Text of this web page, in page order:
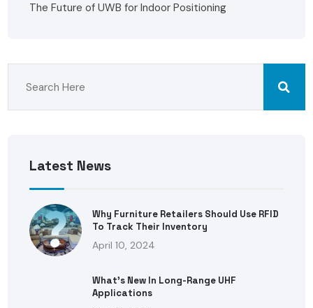
The Future of UWB for Indoor Positioning
Latest News
Why Furniture Retailers Should Use RFID
To Track Their Inventory
April 10, 2024
What’s New In Long-Range UHF
Applications